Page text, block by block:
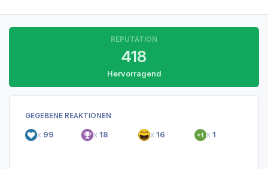
REPUTATION
418
Hervorragend
GEGEBENE REAKTIONEN
x 99 x 18 x 16 x 1